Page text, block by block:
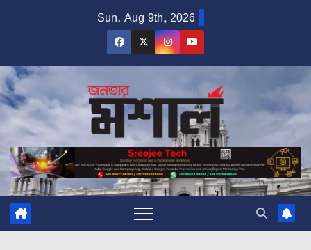
Sun. Aug 9th, 2026